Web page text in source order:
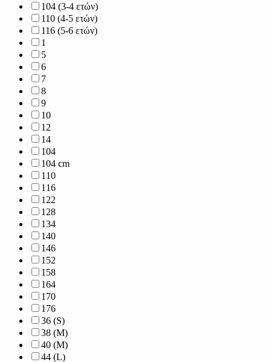
104 (3-4 ετών)
110 (4-5 ετών)
116 (5-6 ετών)
1
5
6
7
8
9
10
12
14
104
104 cm
110
116
122
128
134
140
146
152
158
164
170
176
36 (S)
38 (M)
40 (M)
44 (L)